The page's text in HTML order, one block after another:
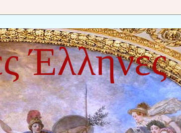
Έλληνες